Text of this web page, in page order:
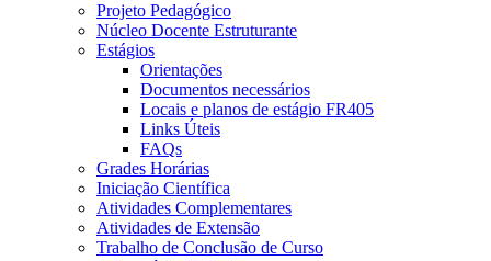
Projeto Pedagógico
Núcleo Docente Estruturante
Estágios
Orientações
Documentos necessários
Locais e planos de estágio FR405
Links Úteis
FAQs
Grades Horárias
Iniciação Científica
Atividades Complementares
Atividades de Extensão
Trabalho de Conclusão de Curso